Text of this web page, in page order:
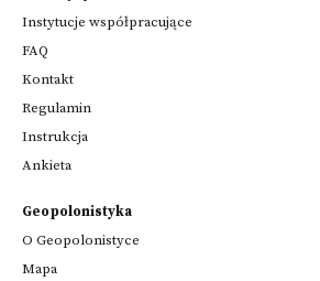
Instytucje współpracujące
FAQ
Kontakt
Regulamin
Instrukcja
Ankieta
Geopolonistyka
O Geopolonistyce
Mapa